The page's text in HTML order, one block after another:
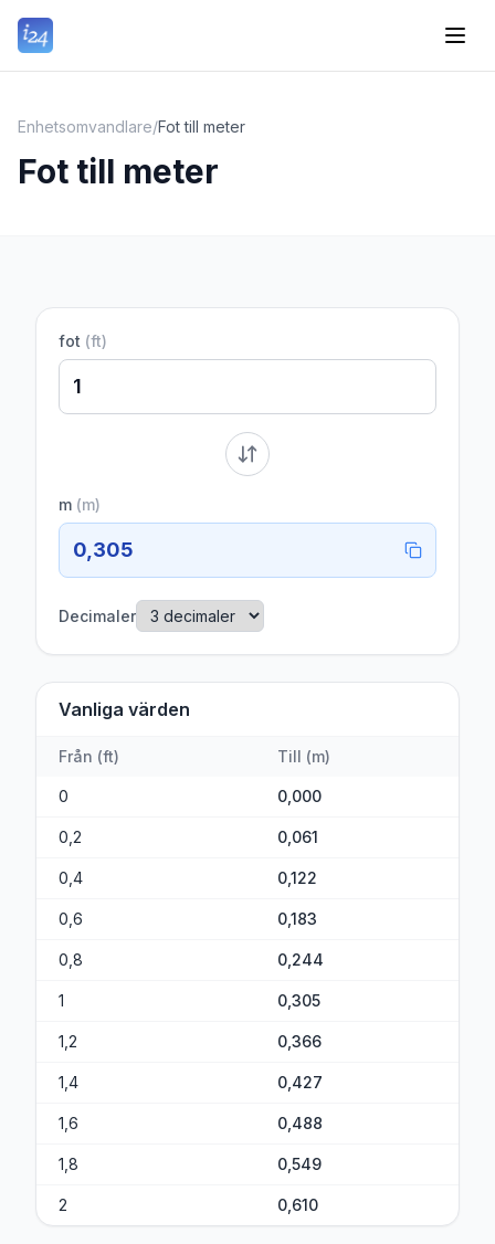
Enhetsomvandlare/Fot till meter
Fot till meter
fot (ft)
m (m)
0,305
Decimaler
Vanliga värden
Från (ft) Till (m)
0 0,000
0,2 0,061
0,4 0,122
0,6 0,183
0,8 0,244
1 0,305
1,2 0,366
1,4 0,427
1,6 0,488
1,8 0,549
2 0,610